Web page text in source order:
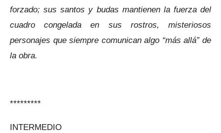
forzado; sus santos y budas mantienen la fuerza del
cuadro congelada en sus rostros, misteriosos
personajes que siempre comunican algo “más allá” de
la obra.
*********
INTERMEDIO